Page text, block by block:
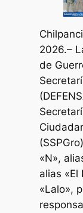
2026.–
de
«N»,
alias «El
«Lalo»,